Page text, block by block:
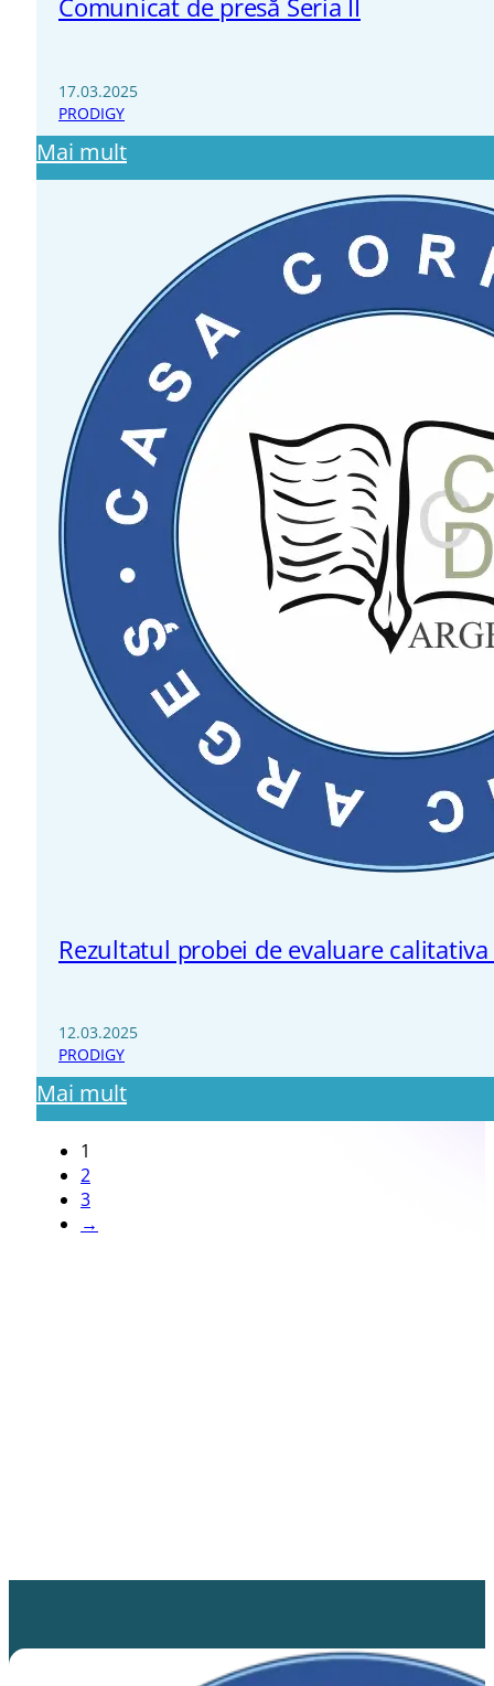
Comunicat de presă Seria II
17.03.2025
PRODIGY
Mai mult
Rezultatul probei de evaluare
12.03.2025
PRODIGY
Mai mult
1
2
3
→